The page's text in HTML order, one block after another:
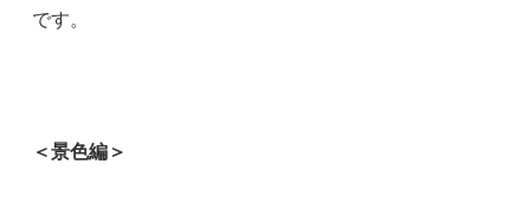
です。
＜景色編＞